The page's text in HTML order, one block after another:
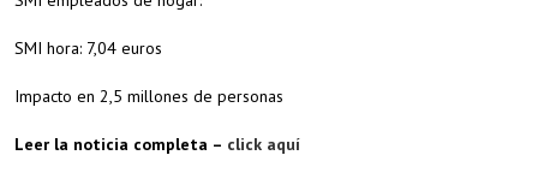
SMI hora: 7,04 euros
Impacto en 2,5 millones de personas
Leer la noticia completa – click aquí